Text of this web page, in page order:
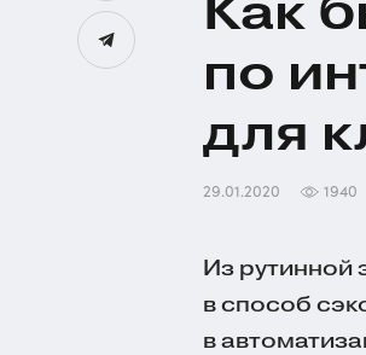
по
для
29.01.2020 1940
Из рутинной
в способ
в